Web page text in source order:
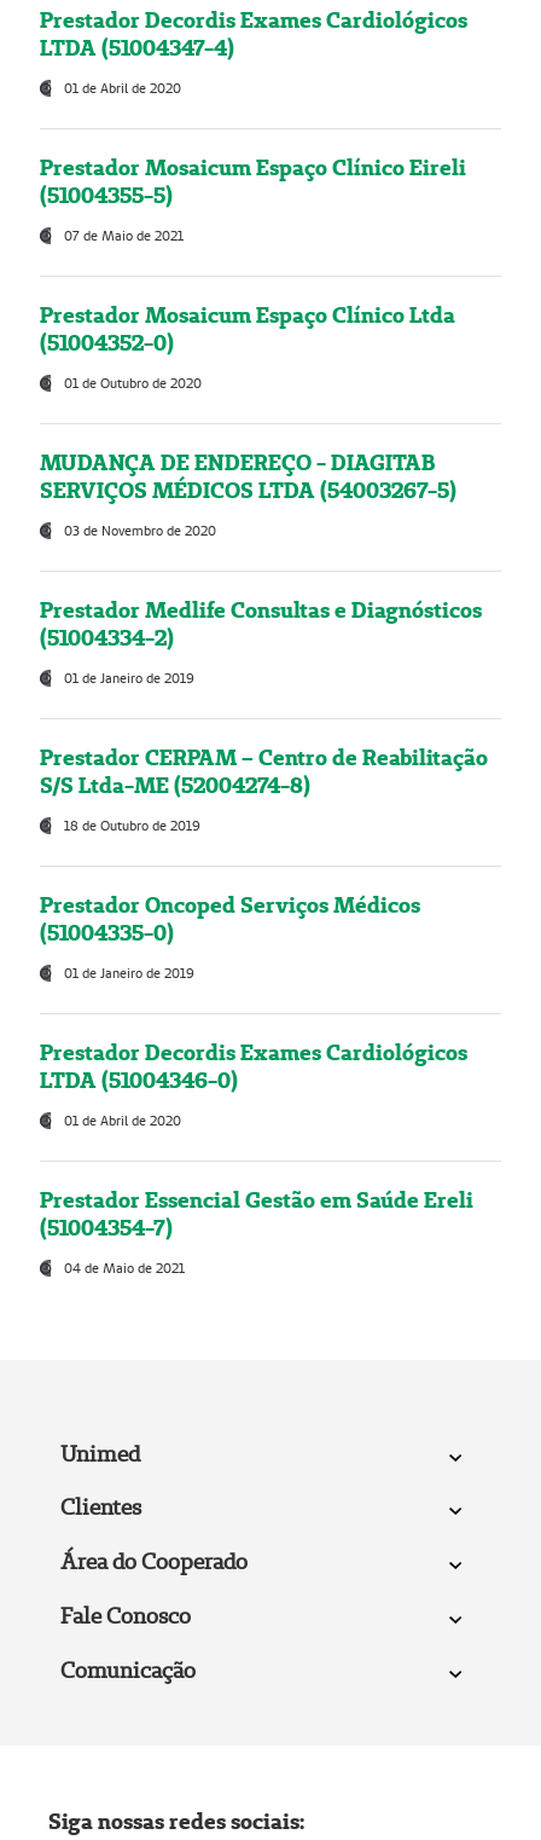
Prestador Decordis Exames Cardiológicos
LTDA (51004347-4)
01 de Abril de 2020
Prestador Mosaicum Espaço Clínico Eireli
(51004355-5)
07 de Maio de 2021
Prestador Mosaicum Espaço Clínico Ltda
(51004352-0)
01 de Outubro de 2020
MUDANÇA DE ENDEREÇO - DIAGITAB
SERVIÇOS MÉDICOS LTDA (54003267-5)
03 de Novembro de 2020
Prestador Medlife Consultas e Diagnósticos
(51004334-2)
01 de Janeiro de 2019
Prestador CERPAM – Centro de Reabilitação
S/S Ltda-ME (52004274-8)
18 de Outubro de 2019
Prestador Oncoped Serviços Médicos
(51004335-0)
01 de Janeiro de 2019
Prestador Decordis Exames Cardiológicos
LTDA (51004346-0)
01 de Abril de 2020
Prestador Essencial Gestão em Saúde Ereli
(51004354-7)
04 de Maio de 2021
Unimed
Clientes
Área do Cooperado
Fale Conosco
Comunicação
Siga nossas redes sociais: